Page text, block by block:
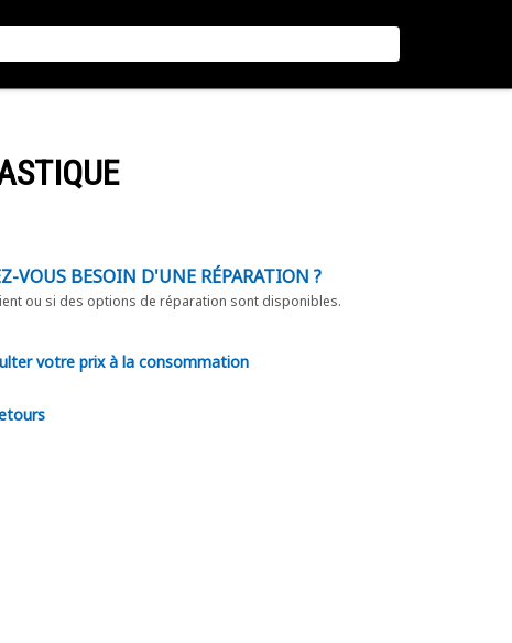
VOUS BESOIN D'UNE RÉPARATION ?
ou si des options de réparation sont disponibles.
votre prix à la consommation